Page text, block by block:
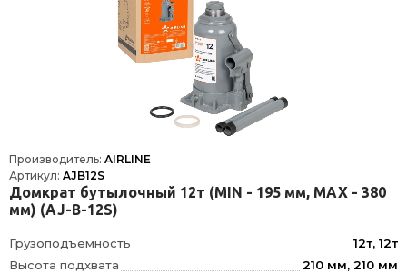
Производитель: AIRLINE
Артикул: AJB12S
Домкрат бутылочный 12т (MIN - 195 мм, MAX - 380
мм) (AJ-B-12S)
Грузоподъемность
12т, 12т
Высота подхвата
210 мм, 210 мм